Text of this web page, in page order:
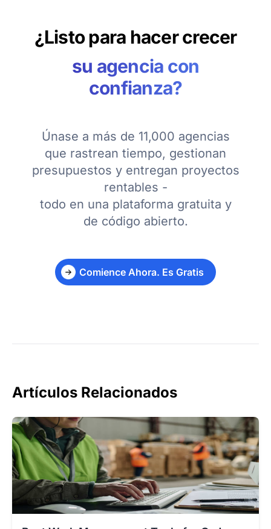
¿Listo para hacer crecer
su agencia con
confianza?
Únase a más de 11,000 agencias
que rastrean tiempo, gestionan
presupuestos y entregan proyectos
rentables -
todo en una plataforma gratuita y
de código abierto.
Comience Ahora. Es Gratis
Artículos Relacionados